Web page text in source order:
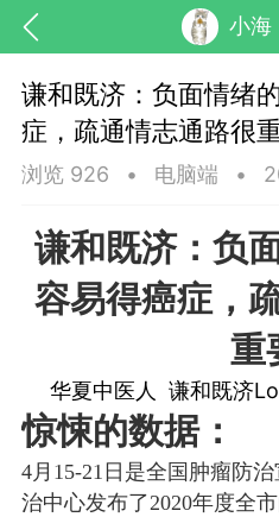
小海
，华夏中医人：家门口的中
谦和既济：负面情绪
症，疏通情志通路很
浏览 926 • 电脑端 •
谦和既济：负
容易得癌症，
重
华夏中医人 谦和既济
惊悚的数据：
4月15-21日是全国肿瘤防
治中心发布了2020年度全市